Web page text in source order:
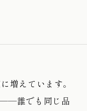
増えています。
——誰でも同じ品